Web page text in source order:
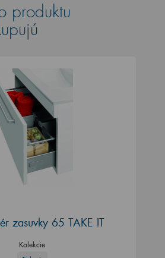
produktu
zasuvky 65 TAKE IT
Kolekcie